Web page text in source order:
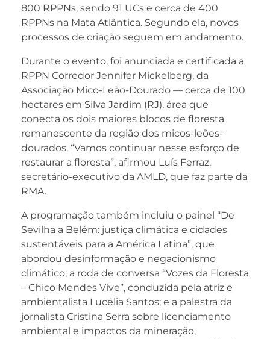
800 RPPNs, sendo 91 UCs e cerca de 400
RPPNs na Mata Atlântica. Segundo ela, novos
processos de criação seguem em andamento.
Durante o evento, foi anunciada e certificada a
RPPN Corredor Jennifer Mickelberg, da
Associação Mico-Leão-Dourado — cerca de 100
hectares em Silva Jardim (RJ), área que
conecta os dois maiores blocos de floresta
remanescente da região dos micos-leões-
dourados. “Vamos continuar nesse esforço de
restaurar a floresta”, afirmou Luís Ferraz,
secretário-executivo da AMLD, que faz parte da
RMA.
A programação também incluiu o painel “De
Sevilha a Belém: justiça climática e cidades
sustentáveis para a América Latina”, que
abordou desinformação e negacionismo
climático; a roda de conversa “Vozes da Floresta
– Chico Mendes Vive”, conduzida pela atriz e
ambientalista Lucélia Santos; e a palestra da
jornalista Cristina Serra sobre licenciamento
ambiental e impactos da mineração,